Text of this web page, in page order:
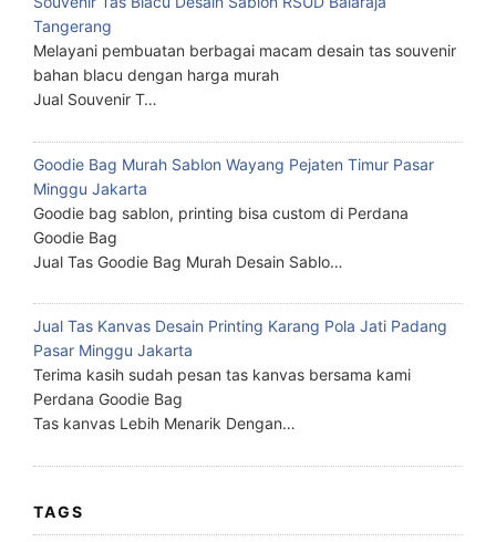
Tangerang
Melayani pembuatan berbagai macam desain tas souvenir
bahan blacu dengan harga murah
Jual Souvenir T…
Goodie Bag Murah Sablon Wayang Pejaten Timur Pasar
Minggu Jakarta
Goodie bag sablon, printing bisa custom di Perdana
Goodie Bag
Jual Tas Goodie Bag Murah Desain Sablo…
Jual Tas Kanvas Desain Printing Karang Pola Jati Padang
Pasar Minggu Jakarta
Terima kasih sudah pesan tas kanvas bersama kami
Perdana Goodie Bag
Tas kanvas Lebih Menarik Dengan…
TAGS